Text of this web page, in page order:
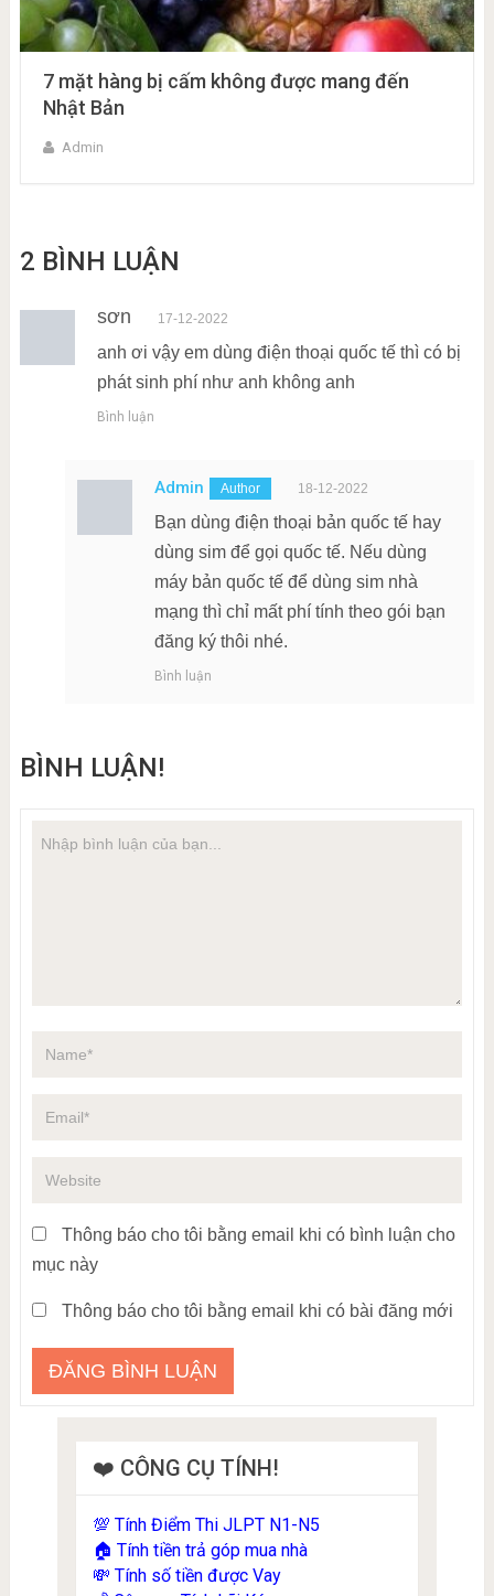
7 mặt hàng bị cấm không được mang đến
Nhật Bản
Admin
2 BÌNH LUẬN
sơn 17-12-2022
anh ơi vậy em dùng điện thoại quốc tế thì có bị
phát sinh phí như anh không anh
Bình luận
Admin 18-12-2022
Bạn dùng điện thoại bản quốc tế hay
dùng sim để gọi quốc tế. Nếu dùng
máy bản quốc tế để dùng sim nhà
mạng thì chỉ mất phí tính theo gói bạn
đăng ký thôi nhé.
Bình luận
BÌNH LUẬN!
Thông báo cho tôi bằng email khi có bình luận cho
mục này
Thông báo cho tôi bằng email khi có bài đăng mới
❤️ CÔNG CỤ TÍNH!
💯 Tính Điểm Thi JLPT N1-N5
🏠 Tính tiền trả góp mua nhà
💸 Tính số tiền được Vay